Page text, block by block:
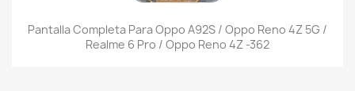
Pantalla Completa Para Oppo A92S / Oppo Reno 4Z 5G /
Realme 6 Pro / Oppo Reno 4Z -362